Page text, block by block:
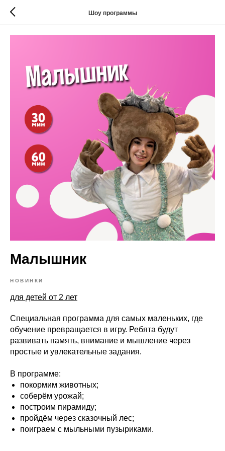
Шоу программы
Малышник
НОВИНКИ
для детей от 2 лет
Специальная программа для самых маленьких, где
обучение превращается в игру. Ребята будут
развивать память, внимание и мышление через
простые и увлекательные задания.
В программе:
покормим животных;
соберём урожай;
построим пирамиду;
пройдём через сказочный лес;
поиграем с мыльными пузыриками.